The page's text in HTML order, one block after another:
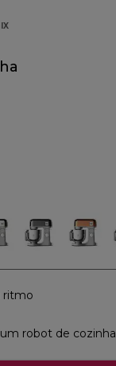
ritmo
robot de cozinha